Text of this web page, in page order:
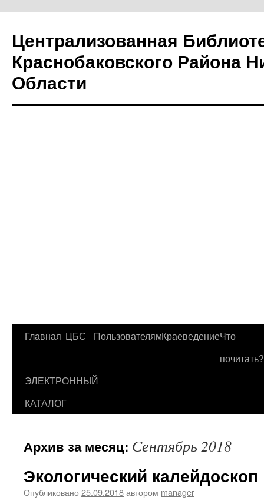
Централизованная
Краснобаковского Района
Области
Перейти
содержимому
Главная ЦБС ПользователямКраеведениеЧто
почитать?
ЭЛЕКТРОННЫЙ
КАТАЛОГ
Архив за месяц: Сентябрь 2018
Экологический калейдоскоп
Опубликовано 25.09.2018автором manager